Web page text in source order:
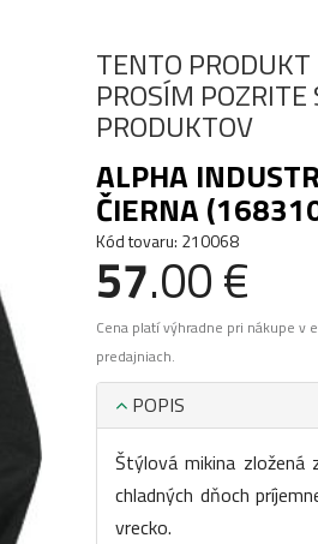
TENTO
PROSÍM
PRODUKTOV
ALPHA
ČIERNA
Kód tovaru: 210068
57.00 €
Cena platí výhradne pri nákupe v
predajniach.
POPIS
Štýlová mikina zložená
chladných dňoch
vrecko.